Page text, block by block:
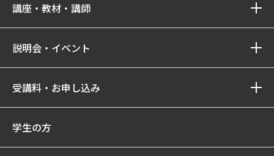
講座・教材・講師
説明会・イベント
受講料・お申し込み
学生の方